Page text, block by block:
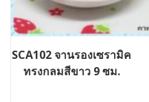
SCA102 จานรองเซรามิค
ทรงกลมสีขาว 9 ซม.